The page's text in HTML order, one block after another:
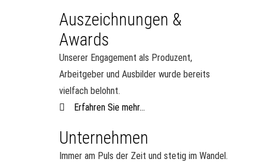
Auszeichnungen &
Awards
Unserer Engagement als Produzent,
Arbeitgeber und Ausbilder wurde bereits
vielfach belohnt.
Erfahren Sie mehr...
Unternehmen
Immer am Puls der Zeit und stetig im Wandel.